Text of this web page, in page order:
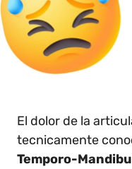
El dolor de la
tecnicamente
Temporo-